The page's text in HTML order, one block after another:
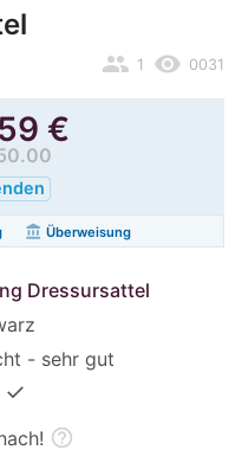
remove_red_eye 0031
people 1
€
account_balance Überweisung
Dressursattel
- sehr gut
✓
help_outline